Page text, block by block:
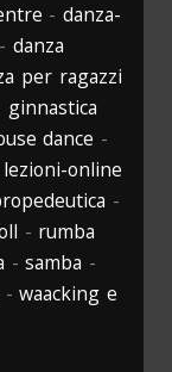
-danza-
- danza
per ragazzi
ginnastica
dance -
lezioni-online
-
- rumba
-samba -
-waacking e